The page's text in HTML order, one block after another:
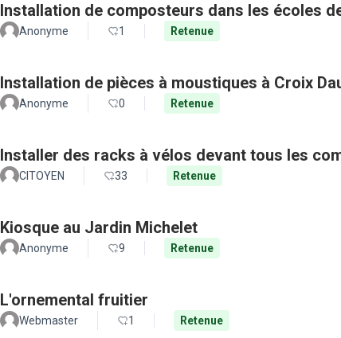
Installation de composteurs dans les écoles
Anonyme 1 Retenue
Installation de pièces à moustiques à Croix
Anonyme 0 Retenue
Installer des racks à vélos devant tous les
CITOYEN 33 Retenue
Kiosque au Jardin Michelet
Anonyme 9 Retenue
L'ornemental fruitier
Webmaster 1 Retenue